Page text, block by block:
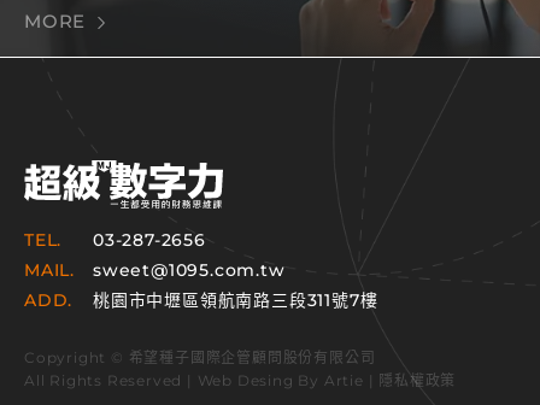
MORE
TEL.
03-287-2656
MAIL.
sweet@1095.com.tw
ADD.
桃園市中壢區領航南路三段311號7樓
Copyright © 希望種子國際企管顧問股份有限公司
All Rights Reserved | Web Desing By Artie | 隱私權政策